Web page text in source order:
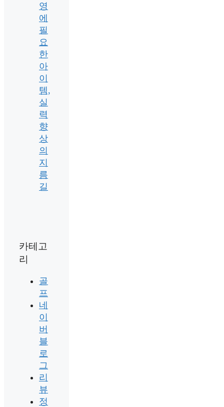
영
에
필
요
한
아
이
템,
실
력
향
상
의
지
름
길
카테고
리
골
프
네
이
버
블
로
그
리
뷰
정